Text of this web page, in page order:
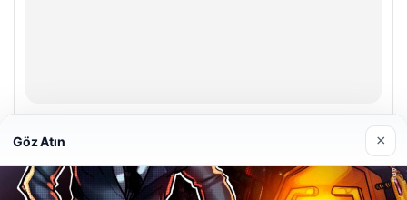
28/04/2026
Göz Atın ×